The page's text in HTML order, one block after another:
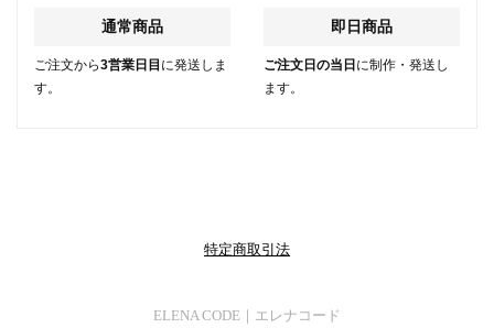
通常商品
ご注文から3営業日目 に発送しま
す。
即日商品
ご注文日の当日 に制作・発送し
ます。
特定商取引法
ELENA CODE｜エレナコード